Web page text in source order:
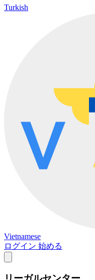
Turkish
Vietnamese
ログイン 始める